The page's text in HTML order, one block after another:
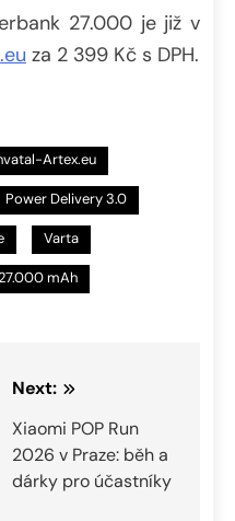
27.000 je již v
za 2 399 Kč s DPH.
Artex.eu
Power Delivery 3.0
Varta
mAh
Next:
Xiaomi POP Run
2026 v Praze: běh a
dárky pro účastníky